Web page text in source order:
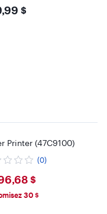
$
Printer (47C9100)
(0)
$
30 $